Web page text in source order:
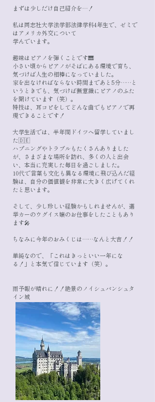
まずは少しだけ自己紹介を…！
私は同志社大学法学部法律学科4年生で、ゼミで
はアメリカ外交について
学んでいます。
趣味はピアノを弾くことです🎹
小さい頃からピアノがそばにある環境で育ち、
気づけば人生の相棒になっていました。
家を出なければならない時間まであと5分……と
いうときでも、気づけば無意識にピアノのふた
を開けています（笑）。
特技は、耳コピをしてどんな曲でもピアノで再
現できることです！
大学生活では、半年間ドイツへ留学していまし
た🇩🇪
ハプニングやトラブルもたくさんありました
が、さまざまな場所を訪れ、多くの人と出会
い、本当に充実した毎日を過ごしました。
10代で言葉も文化も異なる環境に飛び込んだ経
験は、自分の価値観を非常に大きく広げてくれ
たと思います。
そして、少し珍しい経験かもしれませんが、選
挙カーのウグイス嬢のお仕事をしたこともあり
ます🎤
ちなみに今年のおみくじは……なんと大吉！！
単純なので、「これはきっといい一年にな
る！」と本気で信じています（笑）。
雨予報が晴れに！！絶景のノイシュバンシュタ
イン城